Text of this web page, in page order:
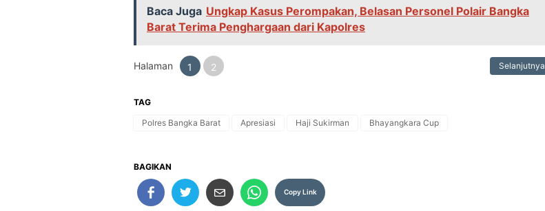
Baca Juga Ungkap Kasus Perompakan, Belasan Personel Polair Bangka
Barat Terima Penghargaan dari Kapolres
Halaman 1 2 Selanjutnya
TAG
Polres Bangka Barat
Apresiasi Haji Sukirman Bhayangkara Cup
BAGIKAN
Copy Link